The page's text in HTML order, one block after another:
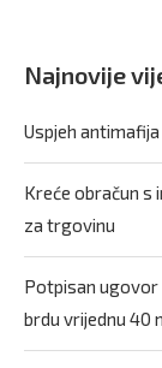
Najnovije
Uspjeh
Kreće obračun
za trgovinu
Potpisan ugovor
brdu vrijednu 40